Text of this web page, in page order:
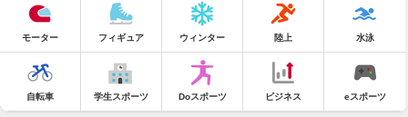
モーター フィギュア ウィンター 陸上 水泳
自転車 学生スポーツ Doスポーツ ビジネス eスポーツ